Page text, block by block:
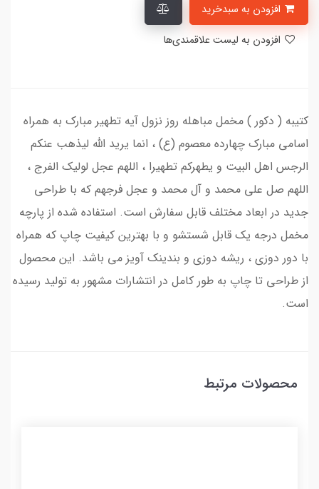
کتیبه ( دکور ) مخمل مباهله روز نزول آیه تطهیر مبارک به همراه
اسامی مبارک چهارده معصوم (ع) ، انما یرید الله لیذهب عنکم
الرجس اهل البیت و یطهرکم تطهیرا ، اللهم عجل لولیک الفرج ،
اللهم صل علی محمد و آل محمد و عجل فرجهم که با طراحی
جدید در ابعاد مختلف قابل سفارش است. استفاده شده از پارچه
مخمل درجه یک قابل شستشو و با بهترین کیفیت چاپ که همراه
با دور دوزی ، ریشه دوزی و بندینک آویز می باشد. این محصول
از طراحی تا چاپ به طور کامل در انتشارات مشهور به تولید رسیده
است.
محصولات مرتبط